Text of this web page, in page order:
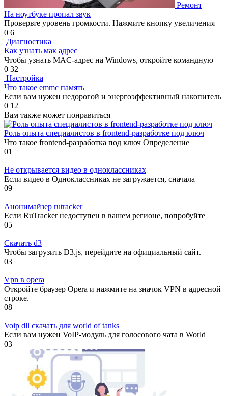
Ремонт
На ноутбуке пропал звук
Проверьте уровень громкости. Нажмите кнопку увеличения
0 6
Диагностика
Как узнать мак адрес
Чтобы узнать MAC-адрес на Windows, откройте командную
0 32
Настройка
Что такое emmc память
Если вам нужен недорогой и энергоэффективный накопитель
0 12
Вам также может понравиться
Роль опыта специалистов в frontend-разработке под ключ
Что такое frontend-разработка под ключ Определение
01
Не открывается видео в одноклассниках
Если видео в Одноклассниках не загружается, сначала
09
Анонимайзер rutracker
Если RuTracker недоступен в вашем регионе, попробуйте
05
Скачать d3
Чтобы загрузить D3.js, перейдите на официальный сайт.
03
Vpn в opera
Откройте браузер Opera и нажмите на значок VPN в адресной
строке.
08
Voip dll скачать для world of tanks
Если вам нужен VoIP-модуль для голосового чата в World
03